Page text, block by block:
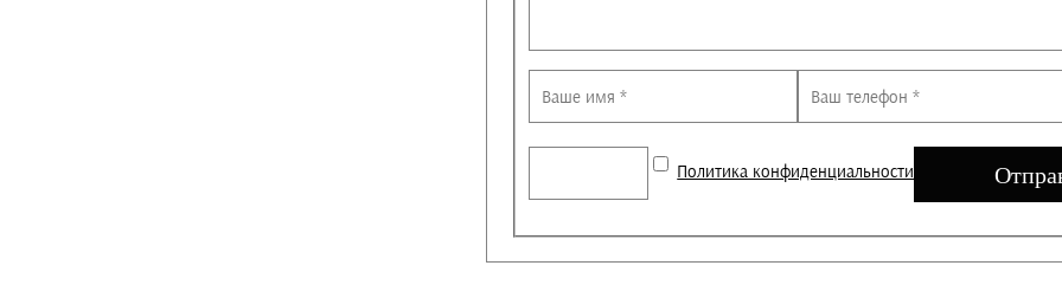
Политика конфиденциальности